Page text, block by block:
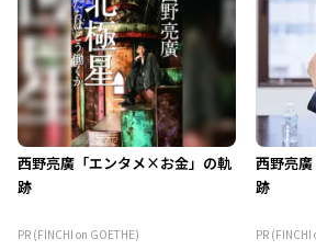
西野亮廣「エンタメ×お金」の軌
跡
PR (FINCHI on GOETHE)
西野亮
跡
PR (FINCHI